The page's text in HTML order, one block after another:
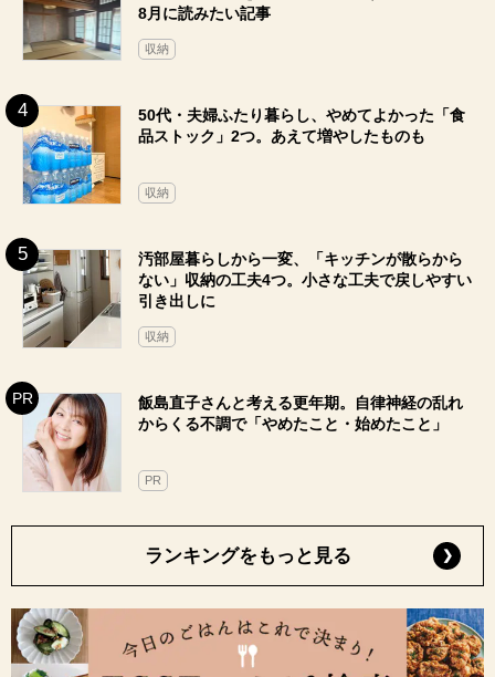
8月に読みたい記事
収納
50代・夫婦ふたり暮らし、やめてよかった「食
品ストック」2つ。あえて増やしたものも
収納
汚部屋暮らしから一変、「キッチンが散らから
ない」収納の工夫4つ。小さな工夫で戻しやすい
引き出しに
収納
飯島直子さんと考える更年期。自律神経の乱れ
からくる不調で「やめたこと・始めたこと」
PR
ランキングをもっと見る